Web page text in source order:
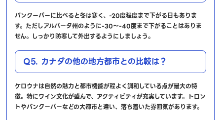
バンクーバーに比べると冬は寒く、-20度程度まで下がる日もありま
す。ただしアルバータ州のように-30～-40度まで下がることはありま
せん。しっかり防寒して外出するようにしましょう。
Q5. カナダの他の地方都市との比較は？
ケロウナは自然の魅力と都市機能が程よく調和している点が最大の特
徴。特にワイン文化が盛んで、アクティビティが充実しています。トロン
トやバンクーバーなどの大都市と違い、落ち着いた雰囲気があります。